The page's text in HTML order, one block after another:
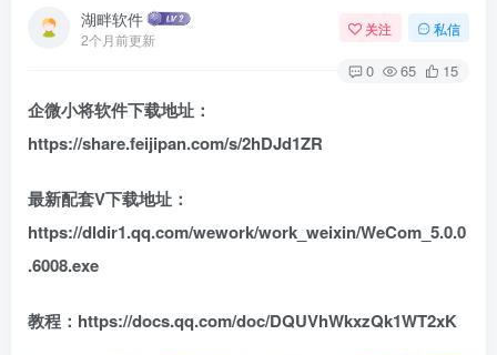
湖畔软件
2个月前更新
关注 私信
0 65 15
企微小将软件下载地址：
https://share.feijipan.com/s/2hDJd1ZR
最新配套V下载地址：
https://dldir1.qq.com/wework/work_weixin/WeCom_5.0.0
.6008.exe
教程： https://docs.qq.com/doc/DQUVhWkxzQk1WT2xK